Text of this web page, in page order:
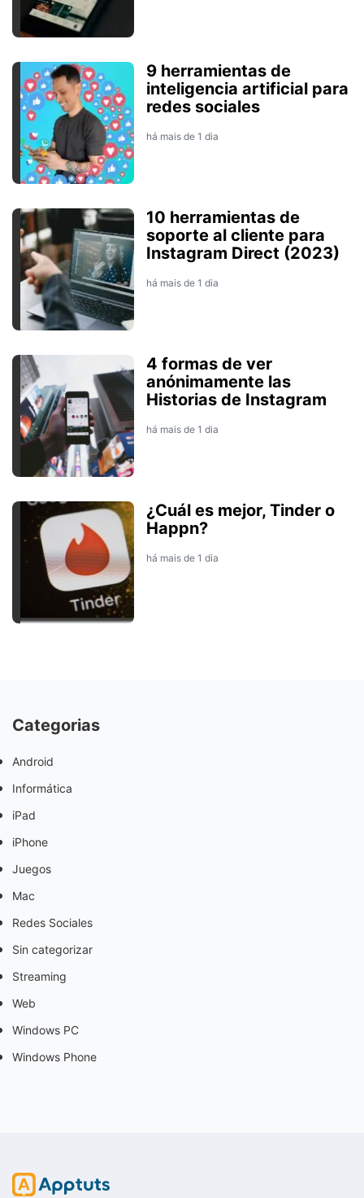
9 herramientas de
inteligencia artificial para
redes sociales
há mais de 1 dia
10 herramientas de
soporte al cliente para
Instagram Direct (2023)
há mais de 1 dia
4 formas de ver
anónimamente las
Historias de Instagram
há mais de 1 dia
¿Cuál es mejor, Tinder o
Happn?
há mais de 1 dia
Categorias
Android
Informática
iPad
iPhone
Juegos
Mac
Redes Sociales
Sin categorizar
Streaming
Web
Windows PC
Windows Phone